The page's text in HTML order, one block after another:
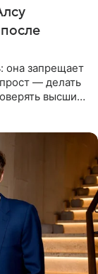
она запрещает
— делать
высшим